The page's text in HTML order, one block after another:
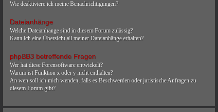
Wie deaktiviere ich meine Benachrichtigungen?
Dateianhänge
Welche Dateianhänge sind in diesem Forum zulässig?
Kann ich eine Übersicht all meiner Dateianhänge erhalten?
phpBB3 betreffende Fragen
Wer hat diese Forensoftware entwickelt?
Warum ist Funktion x oder y nicht enthalten?
An wen soll ich mich wenden, falls es Beschwerden oder juristische Anfragen zu
diesem Forum gibt?